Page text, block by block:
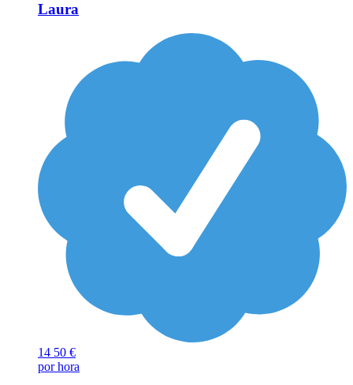
Laura
14 50 €
por hora